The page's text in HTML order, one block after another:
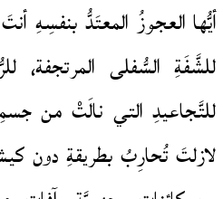
أيُّها العجوزُ المعتَدُّ
للشَّفَةِ السُّفلى المرتجفة،
للتَّجاعيدِ التي نالَتْ من
لازلتَ تُحارِبُ بطريقةِ دون